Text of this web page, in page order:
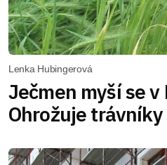
Lenka Hubingerová
Ječmen myší se
Ohrožuje trávníky